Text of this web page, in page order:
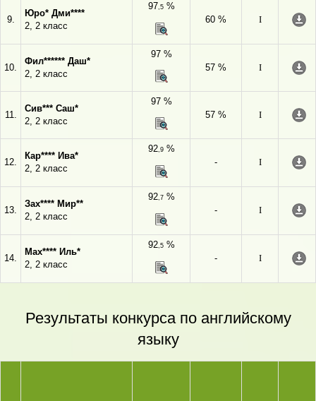
9.
Юро* Дми****
2, 2 класс
97,5%
60 %
I
10.
Фил****** Даш*
2, 2 класс
97 %
57 %
I
11.
Сив*** Саш*
2, 2 класс
97 %
57 %
I
12.
Кар**** Ива*
2, 2 класс
92,9%
-
I
13.
Зах**** Мир**
2, 2 класс
92,7%
-
I
14.
Мах**** Иль*
2, 2 класс
92,5%
-
I
Результаты конкурса по английскому
языку